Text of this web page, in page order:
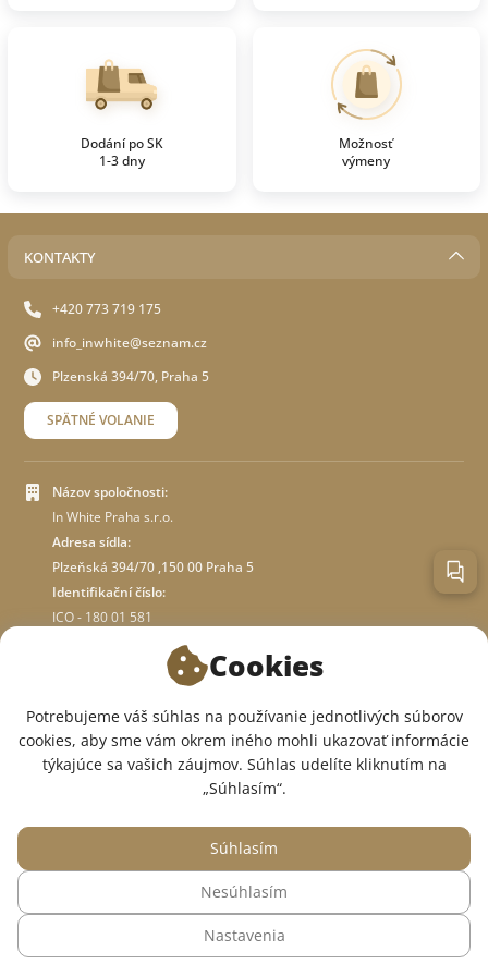
Dodání po SK
1-3 dny
Možnosť
výmeny
KONTAKTY
+420 773 719 175
info_inwhite@seznam.cz
Plzenská 394/70, Praha 5
SPÄTNÉ VOLANIE
Názov spoločnosti:
In White Praha s.r.o.
Adresa sídla:
Plzeňská 394/70 ,150 00 Praha 5
Identifikační číslo:
ICO - 180 01 581
O OBCHODE
SME V SOCIÁLNYCH SIEŤACH:
© 2015 — 2026, Internetový obchod so zdravotným oblečením InWhite.
Web vytvorilSago Group
Cookies
Potrebujeme váš súhlas na používanie jednotlivých súborov
cookies, aby sme vám okrem iného mohli ukazovať informácie
týkajúce sa vašich záujmov. Súhlas udelíte kliknutím na
„Súhlasím“.
Nastavenia
Nesúhlasím
Súhlasím